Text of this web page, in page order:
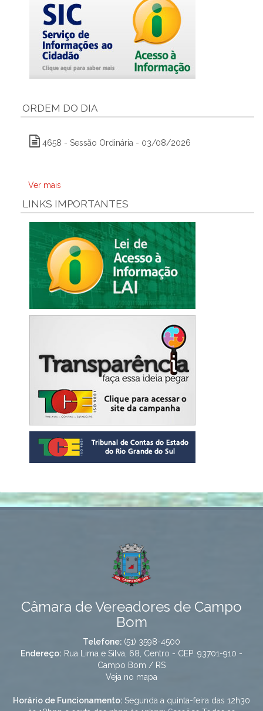
ORDEM DO DIA
4658 - Sessão Ordinária - 03/08/2026
Ver mais
LINKS IMPORTANTES
Câmara de Vereadores de Campo
Bom
Telefone: (51) 3598-4500
Endereço: Rua Lima e Silva, 68, Centro - CEP: 93701-910 -
Campo Bom / RS
Veja no mapa
Horário de Funcionamento: Segunda a quinta-feira das 12h30